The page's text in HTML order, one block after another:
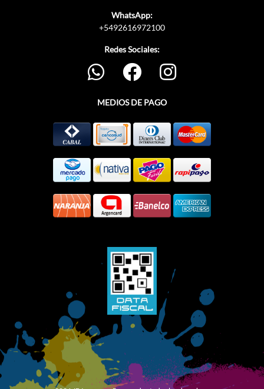
WhatsApp:
+5492616972100
Redes Sociales:
MEDIOS DE PAGO